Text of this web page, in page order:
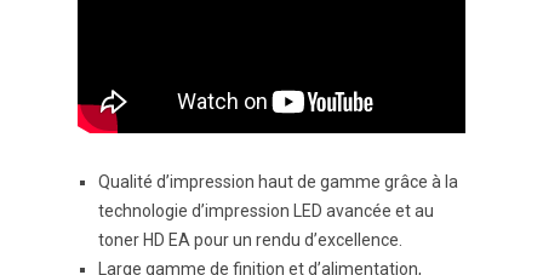
Qualité d’impression haut de gamme grâce à la
technologie d’impression LED avancée et au
toner HD EA pour un rendu d’excellence.
Large gamme de finition et d’alimentation,